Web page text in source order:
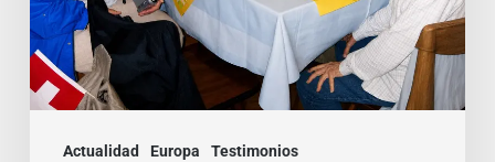
Actualidad Europa Testimonios
paseando
por
los